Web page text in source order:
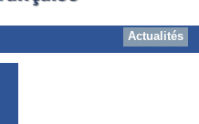
Actualités